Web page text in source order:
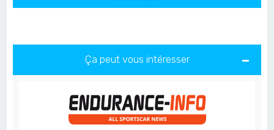
Ça peut vous intéresser